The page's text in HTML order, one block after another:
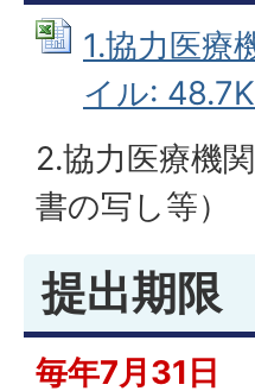
1.協力医療
イル:
2.協力医療機
書の写し等）
提出期限
毎年7月31日